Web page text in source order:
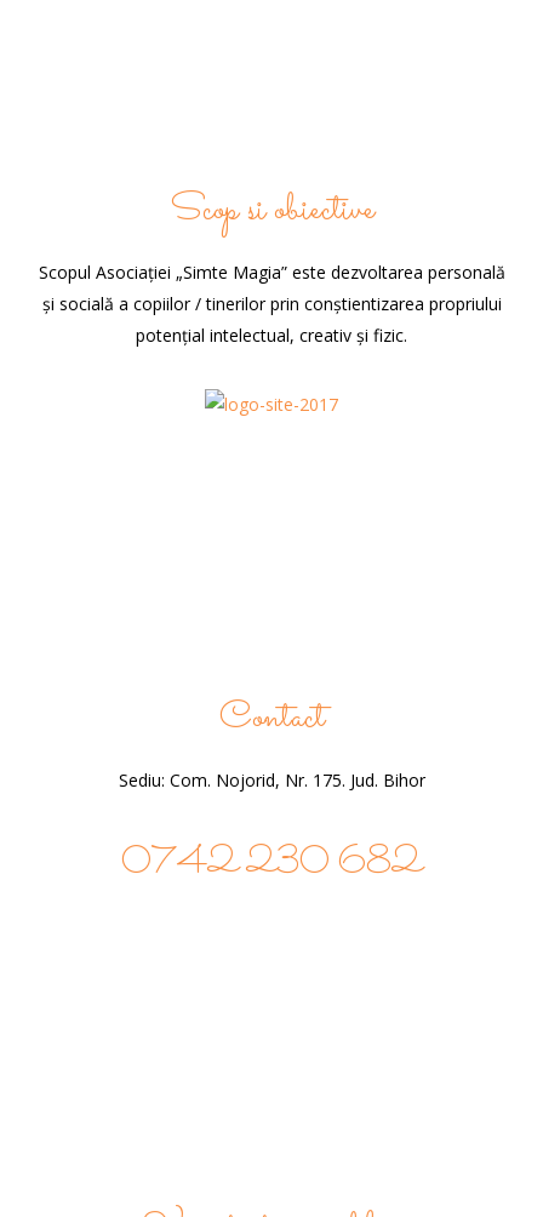
Scop si obiective
Scopul Asociației „Simte Magia” este dezvoltarea personală
și socială a copiilor / tinerilor prin conștientizarea propriului
potențial intelectual, creativ și fizic.
Contact
Sediu: Com. Nojorid, Nr. 175. Jud. Bihor
0742 230 682